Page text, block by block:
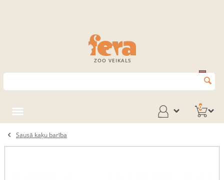
ZOO VEIKALS
0
Sausā kaķu barība